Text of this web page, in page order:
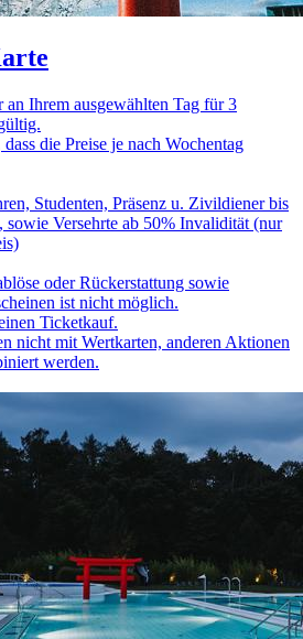
an Ihrem ausgewählten Tag für 3
die Preise je nach Wochentag
Studenten, Präsenz u. Zivildiener bis
sowie Versehrte ab 50% Invalidität (nur
oder Rückerstattung sowie
ist nicht möglich.
Ticketkauf.
nicht mit Wertkarten, anderen Aktionen
werden.